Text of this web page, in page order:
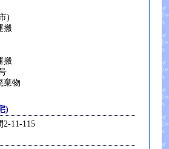
)
搬
搬
棄物
)
11-115